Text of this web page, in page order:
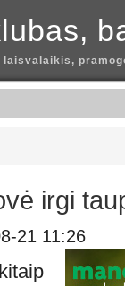
irgi
21 11:26